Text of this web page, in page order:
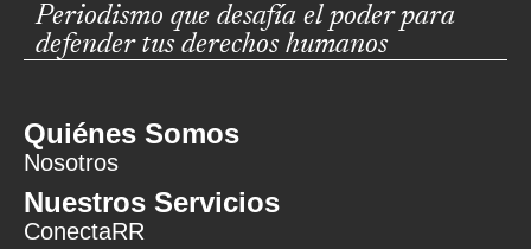
Periodismo que desafía el poder para
defender tus derechos humanos
Quiénes Somos
Nosotros
Nuestros Servicios
ConectaRR